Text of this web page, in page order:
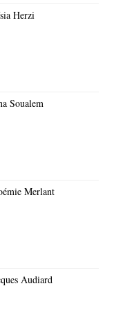
Herzi
Soualem
Merlant
Audiard